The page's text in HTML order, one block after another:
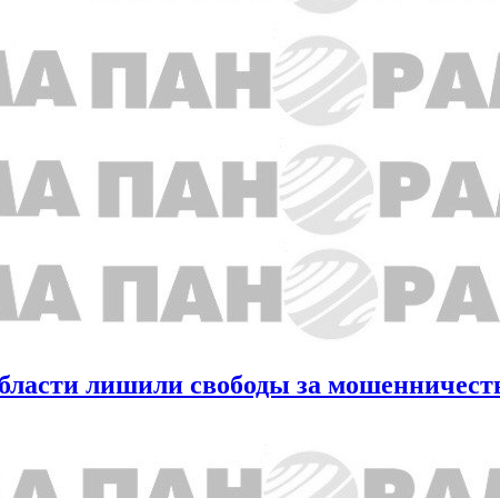
лишили свободы за